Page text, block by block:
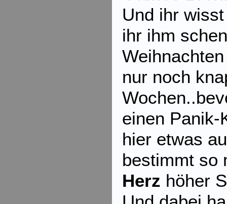
Und ihr
ihr ihm
nur noch
einen Panik-
hier etwas
bestimmt so
Herz höher